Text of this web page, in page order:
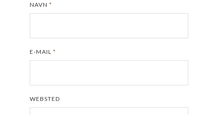
NAVN *
E-MAIL *
WEBSTED